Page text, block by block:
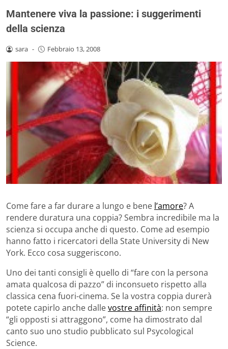
Mantenere viva la passione: i suggerimenti
della scienza
sara - Febbraio 13, 2008
Come fare a far durare a lungo e bene l’amore? A
rendere duratura una coppia? Sembra incredibile ma la
scienza si occupa anche di questo. Come ad esempio
hanno fatto i ricercatori della State University di New
York. Ecco cosa suggeriscono.
Uno dei tanti consigli è quello di “fare con la persona
amata qualcosa di pazzo” di inconsueto rispetto alla
classica cena fuori-cinema. Se la vostra coppia durerà
potete capirlo anche dallevostre affinità: non sempre
“gli opposti si attraggono”, come ha dimostrato dal
canto suo uno studio pubblicato sul Psycological
Science.